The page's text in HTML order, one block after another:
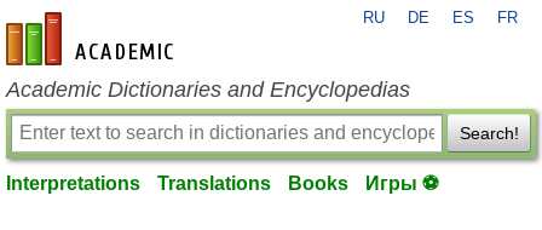
en-academic.com
RU DE ES FR
Academic Dictionaries and Encyclopedias
Search!
Interpretations Translations Books Игры ⚽